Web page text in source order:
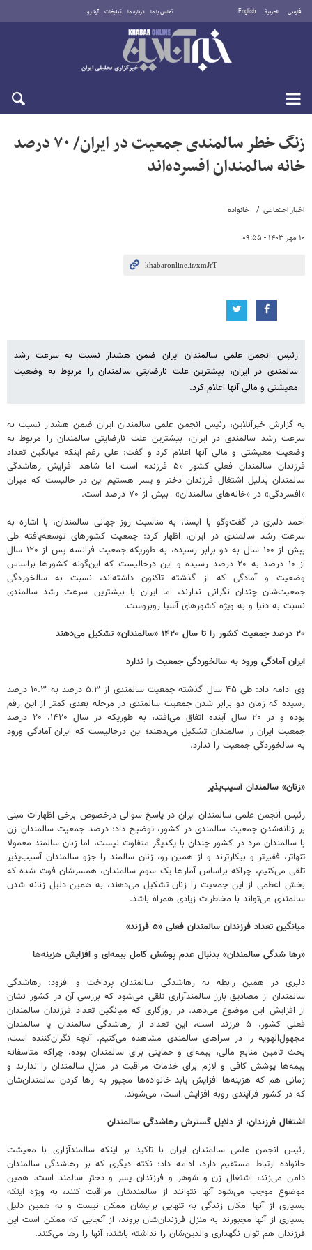
فارسی العربية English تماس با ما درباره ما تبلیغات آرشیو
جمعه ۱۶ مرداد ۱۴۰۵
اخبار اجتماعی خانواده
۱۰ مهر ۱۴۰۳ - ۰۹:۵۵
زنگ خطر سالمندی جمعیت در ایران/ ۷۰ درصد
خانه سالمندان افسرده‌‎اند
رئیس انجمن علمی سالمندان ایران ضمن هشدار نسبت به سرعت رشد
سالمندی در ایران، بیشترین علت نارضایتی سالمندان را مربوط به وضعیت
معیشتی و مالی‌ آنها اعلام کرد.
به گزارش خبرآنلاین، رئیس انجمن علمی سالمندان ایران ضمن هشدار نسبت به
سرعت رشد سالمندی در ایران، بیشترین علت نارضایتی سالمندان را مربوط به
وضعیت معیشتی و مالی‌ آنها اعلام کرد و گفت: علی رغم اینکه میانگین تعداد
فرزندان سالمندان فعلی کشور «۵ فرزند» است اما شاهد افزایش رهاشدگی
سالمندان بدلیل اشتغال فرزندان دختر و پسر هستیم این در حالیست که میزان
«افسردگی» در «خانه‌های سالمندان» بیش از ۷۰ درصد است.
احمد دلبری در گفت‌وگو با ایسنا، به مناسبت روز جهانی سالمندان، با اشاره به
سرعت رشد سالمندی در ایران، اظهار کرد: جمعیت کشورهای توسعه‌یافته طی
بیش از ۱۰۰ سال به دو برابر رسیده، به طوریکه جمعیت فرانسه پس از ۱۲۰ سال
از ۱۰ درصد به ۲۰ درصد رسیده و این درحالیست که این‌گونه کشورها براساس
وضعیت و آمادگی که از گذشته تاکنون داشته‌اند، نسبت به سالخوردگی
جمعیت‌شان چندان نگرانی ندارند، اما ایران با بیشترین سرعت رشد سالمندی
نسبت به دنیا و به ویژه کشورهای آسیا روبروست.
۲۰ درصد جمعیت کشور را تا سال ۱۴۲۰ «سالمندان» تشکیل می‌دهند
ایران آمادگی ورود به سالخوردگی جمعیت را ندارد
وی ادامه داد: طی ۴۵ سال گذشته جمعیت سالمندی از ۵.۳ درصد به ۱۰.۳ درصد
رسیده که زمان دو برابر شدن جمعیت سالمندی در مرحله بعدی کمتر از این رقم
بوده و در ۲۰ سال آینده اتفاق می‌افتد، به طوریکه در سال ۱۴۲۰، ۲۰ درصد
جمعیت ایران را سالمندان تشکیل می‌دهند؛ این درحالیست که ایران آمادگی ورود
به سالخوردگی جمعیت را ندارد.
«زنان» سالمندان آسیب‌پذیر
رئیس انجمن علمی سالمندان ایران در پاسخ سوالی درخصوص برخی اظهارات مبنی
بر زنانه‌شدن جمعیت سالمندی در کشور، توضیح داد: درصد جمعیت سالمندان زن
با سالمندان مرد در کشور چندان با یکدیگر متفاوت نیست، اما زنان سالمند معمولا
تنهاتر، فقیرتر و بیکارترند و از همین رو، زنان سالمند را جزو سالمندان آسیب‌پذیر
تلقی می‌کنیم، چراکه براساس آمارها یک سوم سالمندان، همسرشان فوت شده که
بخش اعظمی از این جمعیت را زنان تشکیل می‌دهند، به همین دلیل زنانه شدن
سالمندی می‌تواند با مخاطرات زیادی همراه باشد.
میانگین تعداد فرزندان سالمندان فعلی «۵ فرزند»
«رها شدگی سالمندان» بدنبال عدم پوشش کامل بیمه‌ای و افزایش هزینه‌ها
دلبری در همین رابطه به رهاشدگی سالمندان پرداخت و افزود: رهاشدگی
سالمندان از مصادیق بارز سالمندآزاری تلقی می‌شود که بررسی آن در کشور نشان
از افزایش این موضوع می‌دهد. در روزگاری که میانگین تعداد فرزندان سالمندان
فعلی کشور، ۵ فرزند است، این تعداد از رهاشدگی سالمندان یا سالمندان
مجهول‌الهویه را در سراهای سالمندی مشاهده می‌کنیم. آنچه نگران‌کننده است،
بحث تامین منابع مالی، بیمه‌ای و حمایتی برای سالمندان بوده، چراکه متاسفانه
بیمه‌ها پوشش کافی و لازم برای خدمات مراقبت در منزلِ سالمندان را ندارند و
زمانی هم که هزینه‌ها افزایش یابد خانواده‌ها مجبور به رها کردن سالمندان‌شان
که در کشور فرآیندی روبه افزایش است، می‌شوند.
اشتغال فرزندان، از دلایل گسترش رهاشدگی سالمندان
رئیس انجمن علمی سالمندان ایران با تاکید بر اینکه سالمندآزاری با معیشت
خانواده ارتباط مستقیم دارد، ادامه داد: نکته دیگری که بر رهاشدگی سالمندان
دامن می‌زند، اشتغال زن و شوهر و فرزندان پسر و دخترِ سالمند است. همین
موضوع موجب می‌شود آنها نتوانند از سالمندشان مراقبت کنند، به ویژه اینکه
بسیاری از آنها امکان زندگی به تنهایی برایشان ممکن نیست و به همین دلیل
بسیاری از آنها مجبورند به منزل فرزندان‌شان بروند، از آنجایی که ممکن است این
فرزندان هم توان نگهداری والدین‌شان را نداشته باشند، آنها را رها می‌کنند.